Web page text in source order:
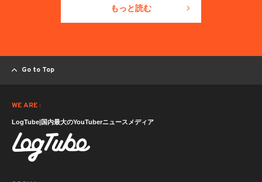
もっと読む
Go to Top
WE ARE :
LogTube|国内最大のYouTuberニュースメディア